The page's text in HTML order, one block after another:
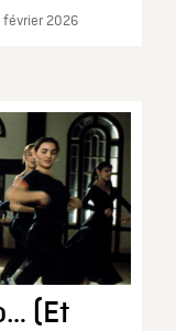
février 2026
(Et